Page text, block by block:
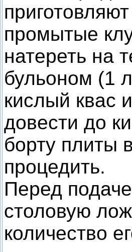
промытые
натереть на
бульоном (1
кислый квас
довести до
борту плиты
процедить.
Перед
столовую
количество